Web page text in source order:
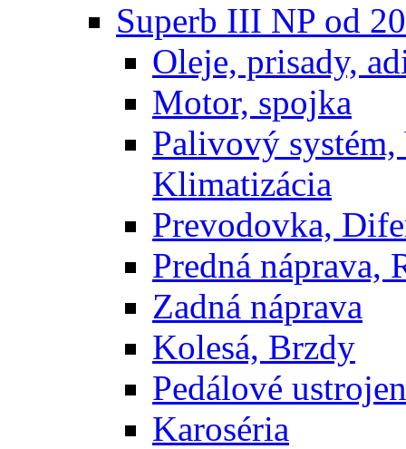
Superb III NP od
Oleje, prisady,
Motor, spojka
Palivový
Klimatizácia
Prevodovka,
Predná náprava,
Zadná náprava
Kolesá, Brzdy
Pedálové
Karoséria